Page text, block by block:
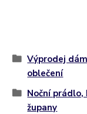
Výprodej
oblečení
Noční prádlo,
župany